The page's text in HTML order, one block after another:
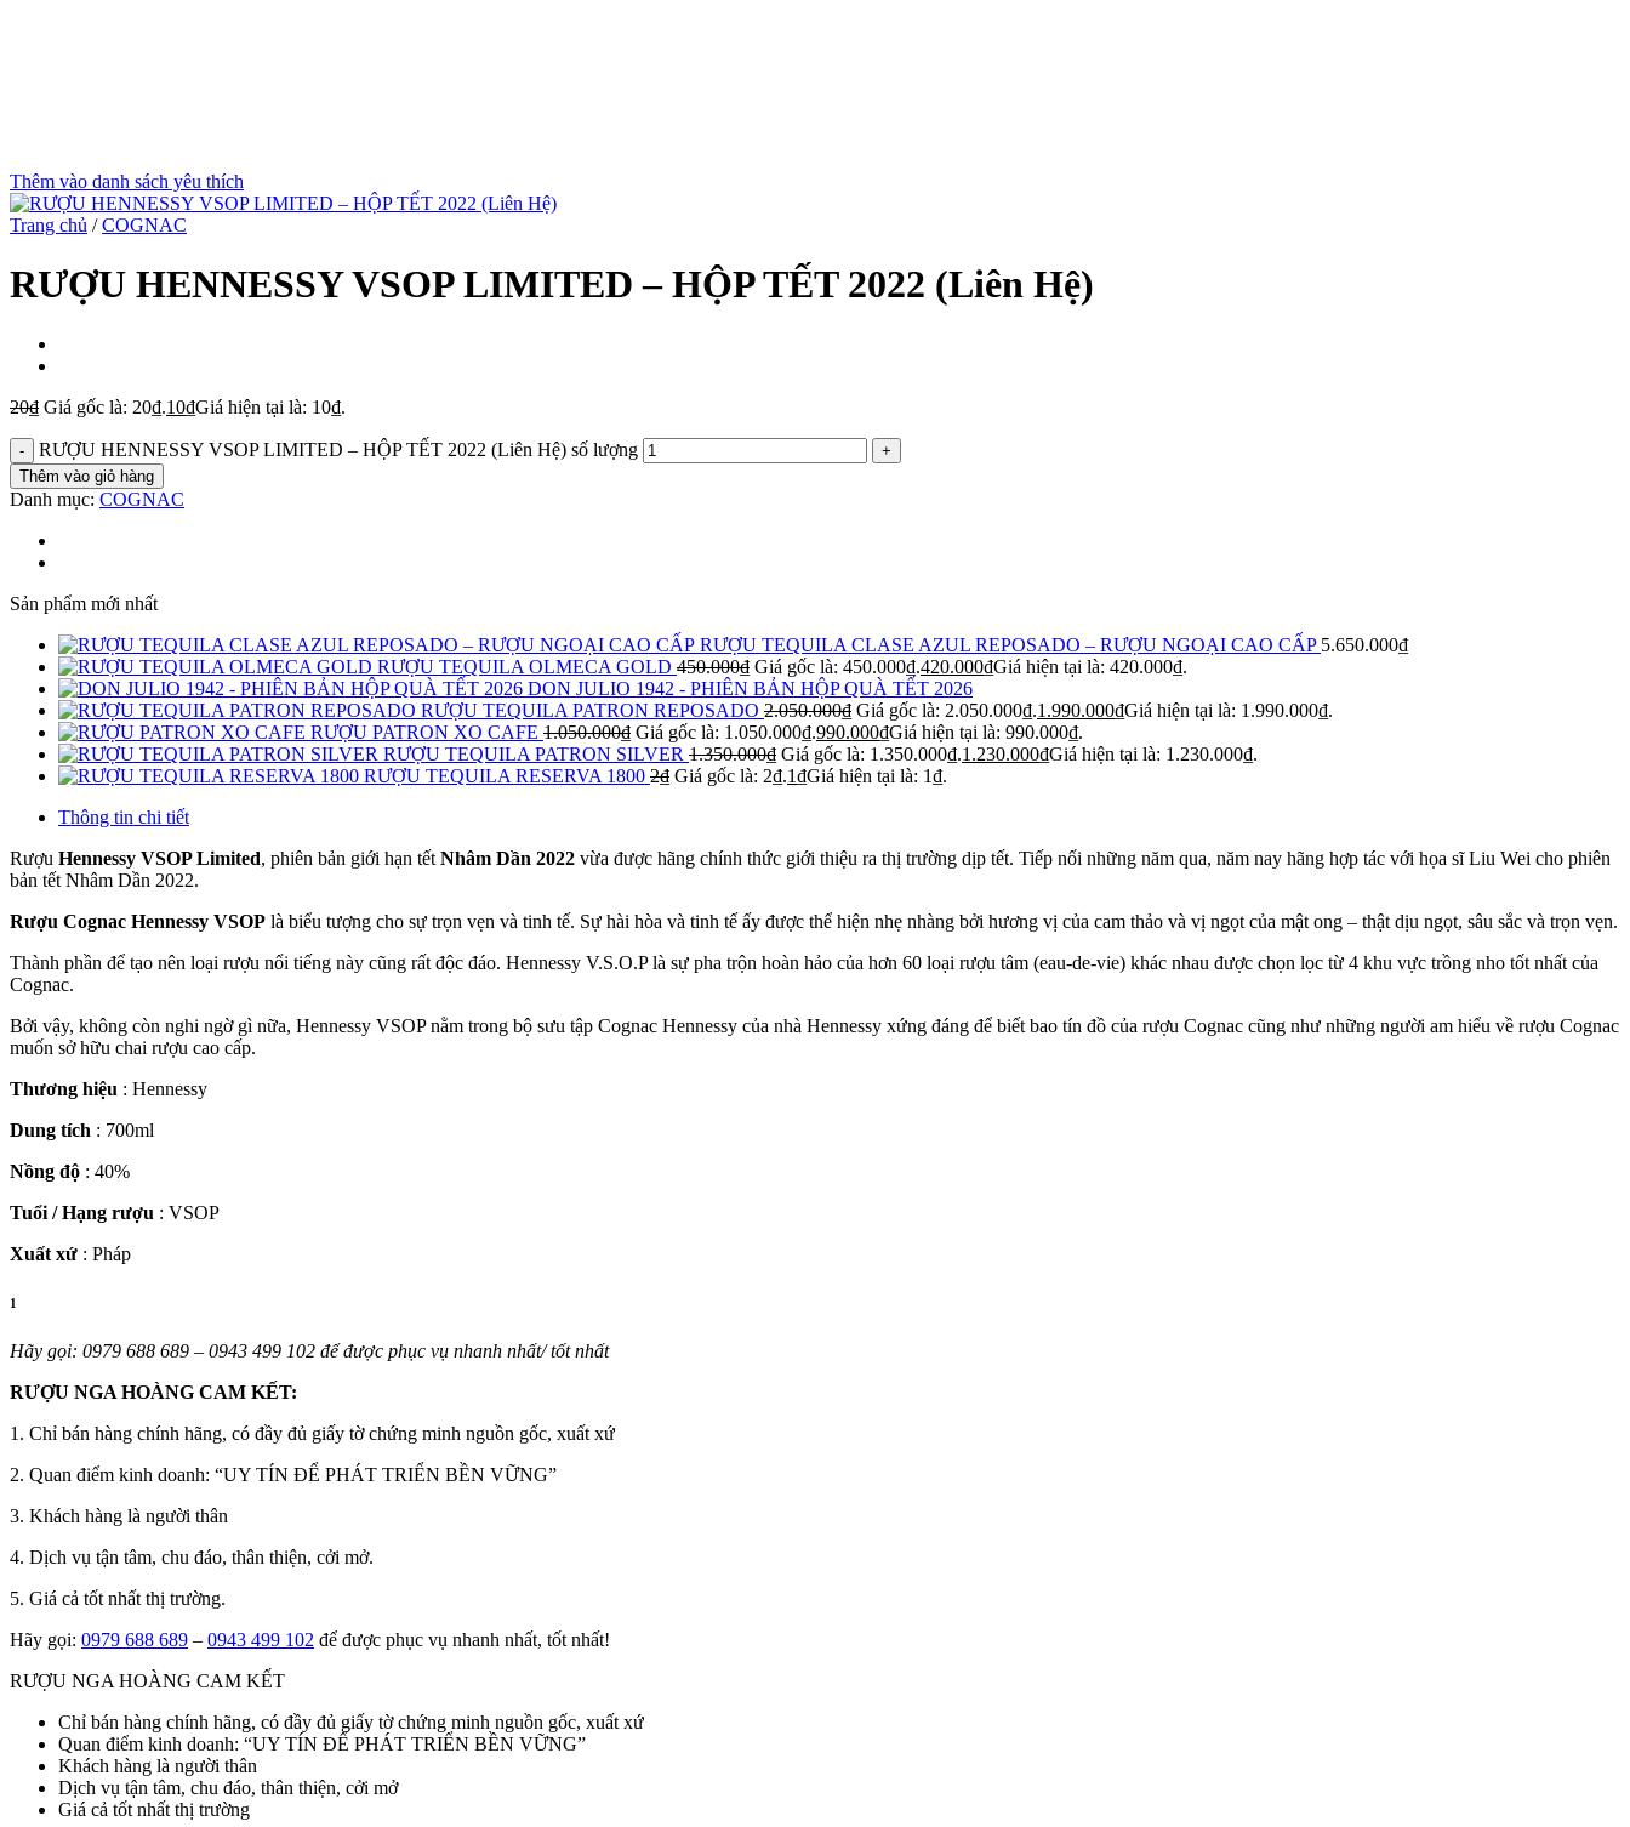
Thêm vào danh sách yêu thích
Trang chủ / COGNAC
RƯỢU HENNESSY VSOP LIMITED – HỘP TẾT 2022 (Liên Hệ)
20₫ Giá gốc là: 20₫.10₫Giá hiện tại là: 10₫.
RƯỢU HENNESSY VSOP LIMITED – HỘP TẾT 2022 (Liên Hệ) số lượng
Thêm vào giỏ hàng
Danh mục: COGNAC
Sản phẩm mới nhất
RƯỢU TEQUILA CLASE AZUL REPOSADO – RƯỢU NGOẠI CAO CẤP 5.650.000₫
RƯỢU TEQUILA OLMECA GOLD 450.000₫ Giá gốc là: 450.000₫.420.000₫Giá hiện tại là: 420.000₫.
DON JULIO 1942 - PHIÊN BẢN HỘP QUÀ TẾT 2026
RƯỢU TEQUILA PATRON REPOSADO 2.050.000₫ Giá gốc là: 2.050.000₫.1.990.000₫Giá hiện tại là: 1.990.000₫.
RƯỢU PATRON XO CAFE 1.050.000₫ Giá gốc là: 1.050.000₫.990.000₫Giá hiện tại là: 990.000₫.
RƯỢU TEQUILA PATRON SILVER 1.350.000₫ Giá gốc là: 1.350.000₫.1.230.000₫Giá hiện tại là: 1.230.000₫.
RƯỢU TEQUILA RESERVA 1800 2₫ Giá gốc là: 2₫.1₫Giá hiện tại là: 1₫.
Thông tin chi tiết
Rượu Hennessy VSOP Limited, phiên bản giới hạn tết Nhâm Dần 2022 vừa được hãng chính thức giới thiệu ra thị trường dịp tết. Tiếp nối những năm qua, năm nay hãng hợp tác với họa sĩ Liu Wei cho phiên
bản tết Nhâm Dần 2022.
Rượu Cognac Hennessy VSOP là biểu tượng cho sự trọn vẹn và tinh tế. Sự hài hòa và tinh tế ấy được thể hiện nhẹ nhàng bởi hương vị của cam thảo và vị ngọt của mật ong – thật dịu ngọt, sâu sắc và trọn vẹn.
Thành phần để tạo nên loại rượu nổi tiếng này cũng rất độc đáo. Hennessy V.S.O.P là sự pha trộn hoàn hảo của hơn 60 loại rượu tâm (eau-de-vie) khác nhau được chọn lọc từ 4 khu vực trồng nho tốt nhất của
Cognac.
Bởi vậy, không còn nghi ngờ gì nữa, Hennessy VSOP nằm trong bộ sưu tập Cognac Hennessy của nhà Hennessy xứng đáng để biết bao tín đồ của rượu Cognac cũng như những người am hiểu về rượu Cognac
muốn sở hữu chai rượu cao cấp.
Thương hiệu : Hennessy
Dung tích : 700ml
Nồng độ : 40%
Tuổi / Hạng rượu : VSOP
Xuất xứ : Pháp
1
Hãy gọi: 0979 688 689 – 0943 499 102 để được phục vụ nhanh nhất/ tốt nhất
RƯỢU NGA HOÀNG CAM KẾT:
1. Chỉ bán hàng chính hãng, có đầy đủ giấy tờ chứng minh nguồn gốc, xuất xứ
2. Quan điểm kinh doanh: “UY TÍN ĐỂ PHÁT TRIỂN BỀN VỮNG”
3. Khách hàng là người thân
4. Dịch vụ tận tâm, chu đáo, thân thiện, cởi mở.
5. Giá cả tốt nhất thị trường.
Hãy gọi: 0979 688 689 – 0943 499 102 để được phục vụ nhanh nhất, tốt nhất!
RƯỢU NGA HOÀNG CAM KẾT
Chỉ bán hàng chính hãng, có đầy đủ giấy tờ chứng minh nguồn gốc, xuất xứ
Quan điểm kinh doanh: “UY TÍN ĐỂ PHÁT TRIỂN BỀN VỮNG”
Khách hàng là người thân
Dịch vụ tận tâm, chu đáo, thân thiện, cởi mở
Giá cả tốt nhất thị trường